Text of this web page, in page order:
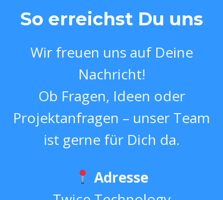
So erreichst Du uns
Wir freuen uns auf Deine
Nachricht!
Ob Fragen, Ideen oder
Projektanfragen – unser Team
ist gerne für Dich da.
Adresse